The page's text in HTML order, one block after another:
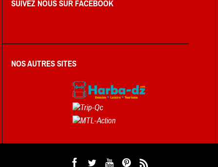
SUIVEZ NOUS SUR FACEBOOK
NOS AUTRES SITES